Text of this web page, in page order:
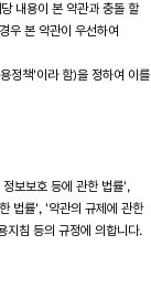
내용이 본 약관과 충돌 할
우 본 약관이 우선하여
정책'이라 함)을 정하여 이를
보보호 등에 관한 법률',
법률', '약관의 규제에 관한
지침 등의 규정에 의합니다.